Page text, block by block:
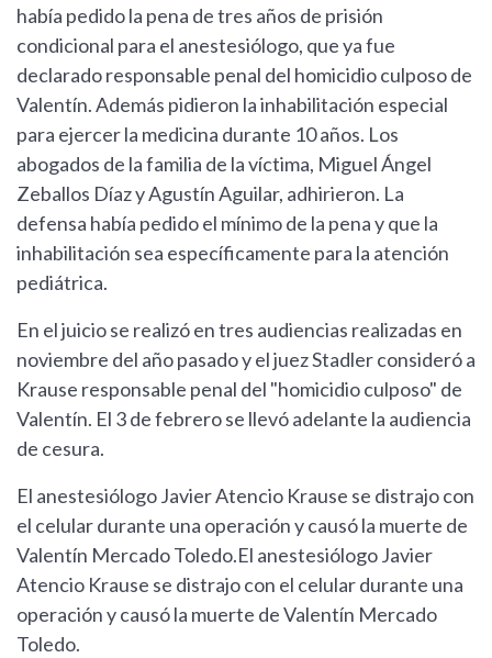
había pedido la pena de tres años de prisión
condicional para el anestesiólogo, que ya fue
declarado responsable penal del homicidio culposo de
Valentín. Además pidieron la inhabilitación especial
para ejercer la medicina durante 10 años. Los
abogados de la familia de la víctima, Miguel Ángel
Zeballos Díaz y Agustín Aguilar, adhirieron. La
defensa había pedido el mínimo de la pena y que la
inhabilitación sea específicamente para la atención
pediátrica.
En el juicio se realizó en tres audiencias realizadas en
noviembre del año pasado y el juez Stadler consideró a
Krause responsable penal del "homicidio culposo" de
Valentín. El 3 de febrero se llevó adelante la audiencia
de cesura.
El anestesiólogo Javier Atencio Krause se distrajo con
el celular durante una operación y causó la muerte de
Valentín Mercado Toledo.El anestesiólogo Javier
Atencio Krause se distrajo con el celular durante una
operación y causó la muerte de Valentín Mercado
Toledo.